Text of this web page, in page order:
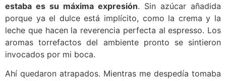
estaba es su máxima expresión. Sin azúcar añadida
porque ya el dulce está implícito, como la crema y la
leche que hacen la reverencia perfecta al espresso. Los
aromas torrefactos del ambiente pronto se sintieron
invocados por mi boca.
Ahí quedaron atrapados. Mientras me despedía tomaba